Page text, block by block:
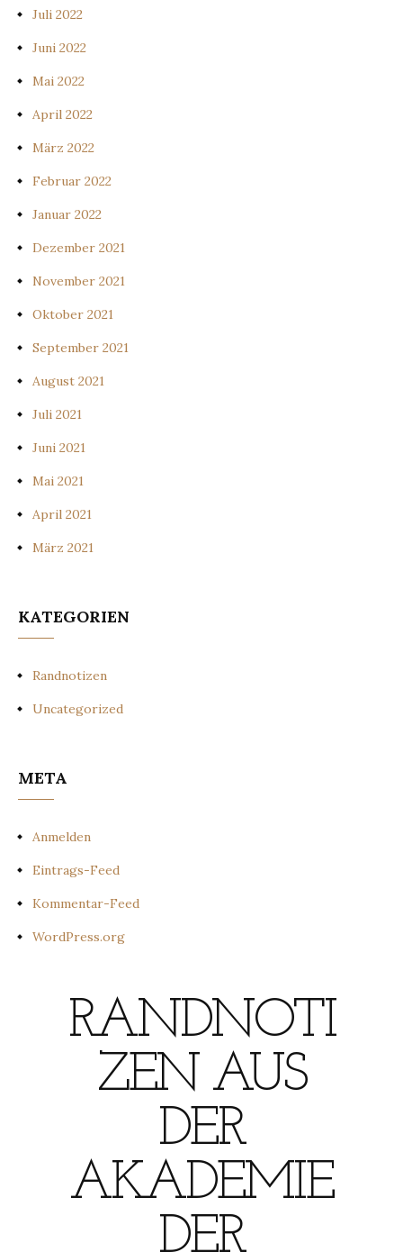
Juli 2022
Juni 2022
Mai 2022
April 2022
März 2022
Februar 2022
Januar 2022
Dezember 2021
November 2021
Oktober 2021
September 2021
August 2021
Juli 2021
Juni 2021
Mai 2021
April 2021
März 2021
KATEGORIEN
Randnotizen
Uncategorized
META
Anmelden
Eintrags-Feed
Kommentar-Feed
WordPress.org
RANDNOTI
ZEN AUS
DER
AKADEMIE
DER